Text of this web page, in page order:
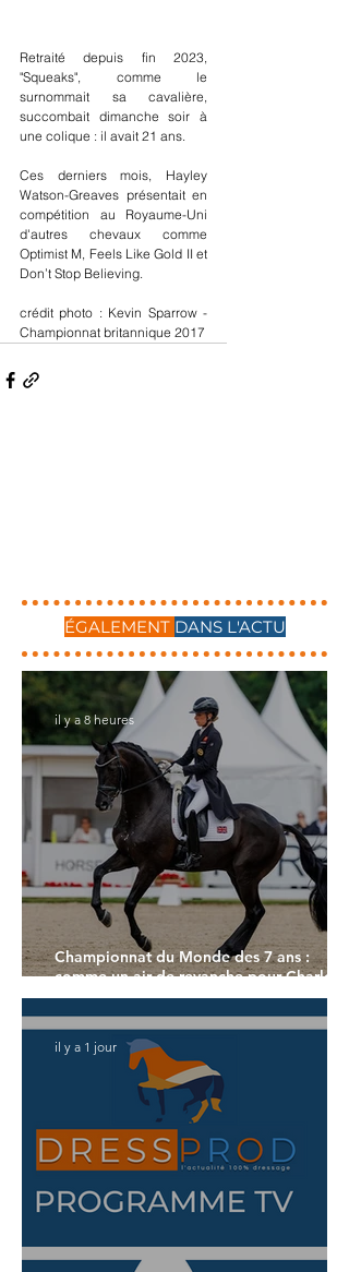
Retraité depuis fin 2023,
"Squeaks", comme le
surnommait sa cavalière,
succombait dimanche soir à
une colique : il avait 21 ans.
Ces derniers mois, Hayley
Watson-Greaves présentait en
compétition au Royaume-Uni
d'autres chevaux comme
Optimist M, Feels Like Gold II et
Don’t Stop Believing.
crédit photo : Kevin Sparrow -
Championnat britannique 2017
ÉGALEMENT DANS L'ACTU
Championnat du Monde des 7 ans :
comme un air de revanche pour Charlotte
Dujardin
il y a 8 heures
il y a 1 jour